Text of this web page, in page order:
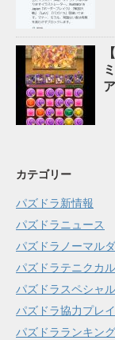
カテゴリー
パズドラ新情報
パズドラニュース
パズドラノーマル
パズドラテニクカ
パズドラスペシャ
パズドラ協力プレ
パズドラランキン